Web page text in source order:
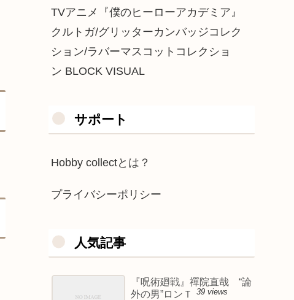
TVアニメ『僕のヒーローアカデミア』
クルトガ/グリッターカンバッジコレク
ション/ラバーマスコットコレクショ
ン BLOCK VISUAL
サポート
Hobby collectとは？
プライバシーポリシー
人気記事
『呪術廻戦』禪院直哉 “論
外の男”ロンＴ
39 views